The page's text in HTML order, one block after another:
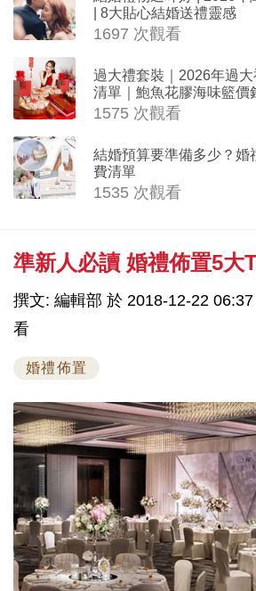
| 8大貼心結婚送禮靈感
1697 次觀看
過大禮套裝｜2026年過
清單｜鮑魚花膠海味籃價
1575 次觀看
結婚預算要準備多少？婚
費清單
1535 次觀看
準新人必讀 婚禮佈置5大
撰文: 編輯部 於 2018-12-22 06:37
看
婚禮佈置